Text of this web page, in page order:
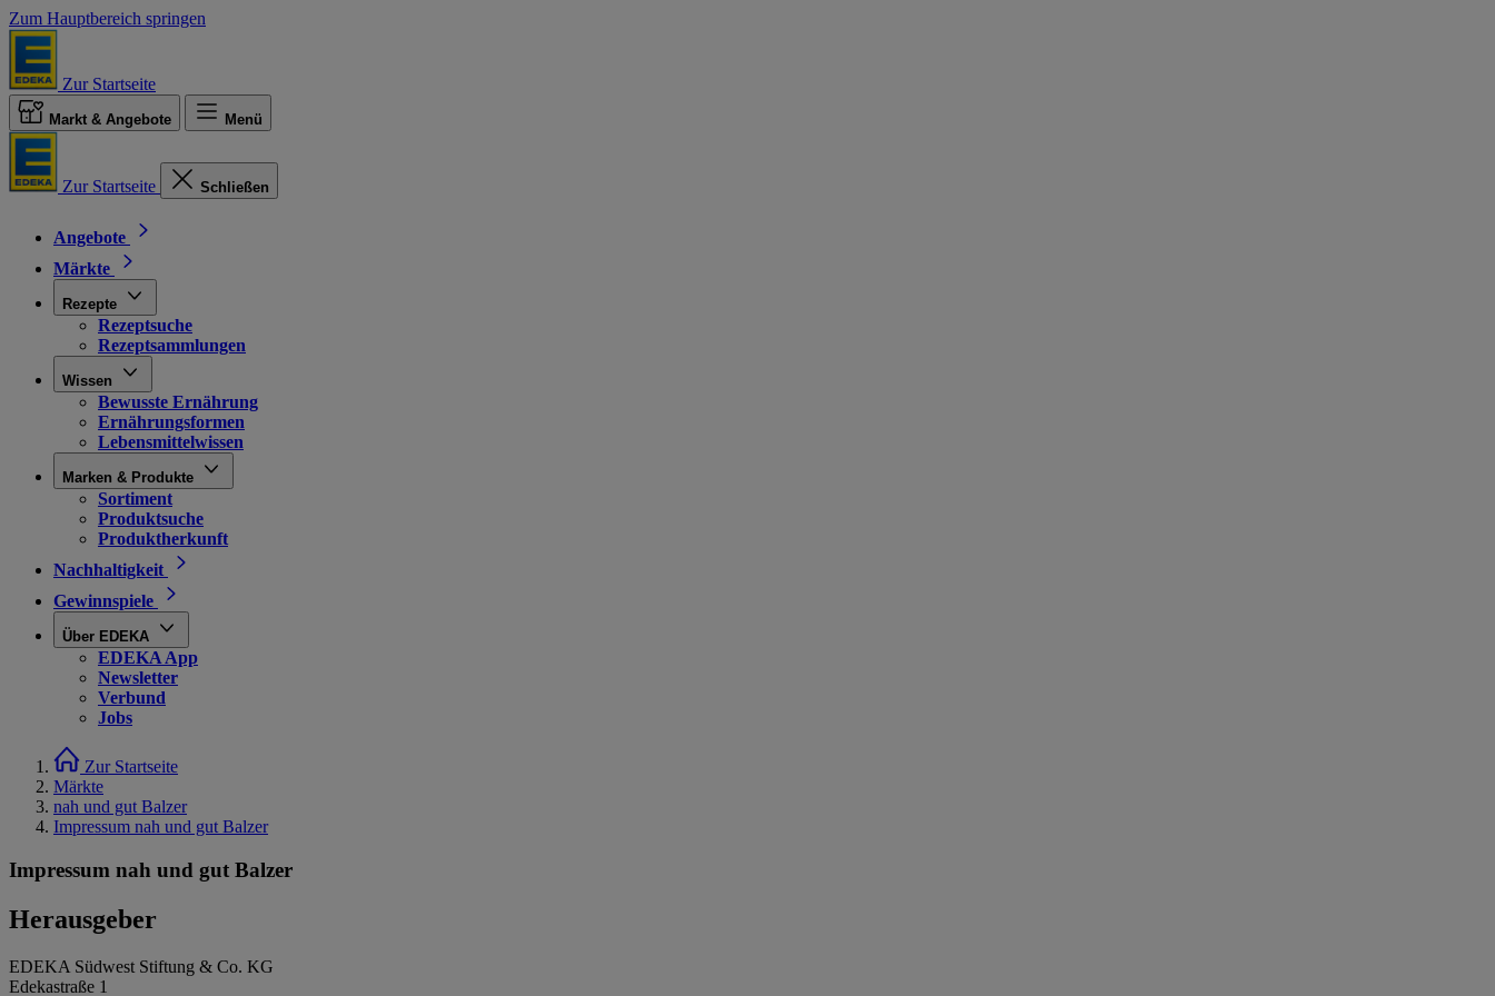
Zum Hauptbereich springen
Zur Startseite
Markt & Angebote Menü
Zur Startseite Schließen
Angebote
Märkte
Rezepte
Rezeptsuche
Rezeptsammlungen
Wissen
Bewusste Ernährung
Ernährungsformen
Lebensmittelwissen
Marken & Produkte
Sortiment
Produktsuche
Produktherkunft
Nachhaltigkeit
Gewinnspiele
Über EDEKA
EDEKA App
Newsletter
Verbund
Jobs
Zur Startseite
Märkte
nah und gut Balzer
Impressum nah und gut Balzer
Impressum nah und gut Balzer
Herausgeber
EDEKA Südwest Stiftung & Co. KG
Edekastraße 1